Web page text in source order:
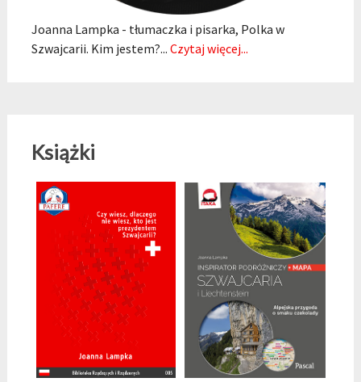
Joanna Lampka - tłumaczka i pisarka, Polka w
Szwajcarii. Kim jestem?... Czytaj więcej...
Książki